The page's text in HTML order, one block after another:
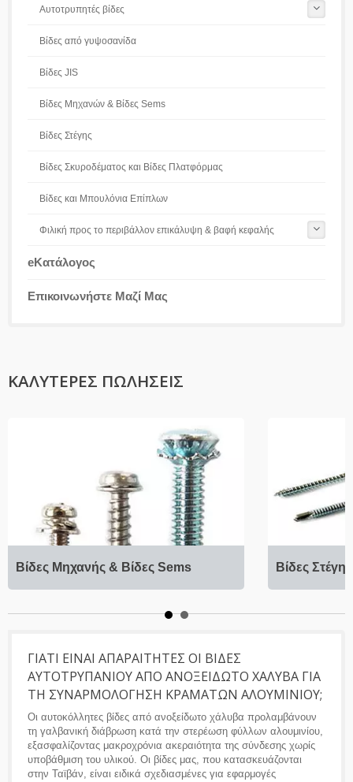
Αυτοτρυπητές βίδες
Βίδες από γυψοσανίδα
Βίδες JIS
Βίδες Μηχανών & Βίδες Sems
Βίδες Στέγης
Βίδες Σκυροδέματος και Βίδες Πλατφόρμας
Βίδες και Μπουλόνια Επίπλων
Φιλική προς το περιβάλλον επικάλυψη & βαφή κεφαλής
eΚατάλογος
Επικοινωνήστε Μαζί Μας
ΚΑΛΎΤΕΡΕΣ ΠΩΛΉΣΕΙΣ
Βίδες Μηχανής & Βίδες Sems Βίδες Στέγης
ΓΙΑΤΊ ΕΊΝΑΙ ΑΠΑΡΑΊΤΗΤΕΣ ΟΙ ΒΊΔΕΣ
ΑΥΤΟΤΡΥΠΑΝΊΟΥ ΑΠΌ ΑΝΟΞΕΊΔΩΤΟ ΧΆΛΥΒΑ ΓΙΑ
ΤΗ ΣΥΝΑΡΜΟΛΌΓΗΣΗ ΚΡΑΜΆΤΩΝ ΑΛΟΥΜΙΝΊΟΥ;
Οι αυτοκόλλητες βίδες από ανοξείδωτο χάλυβα προλαμβάνουν
τη γαλβανική διάβρωση κατά την στερέωση φύλλων αλουμινίου,
εξασφαλίζοντας μακροχρόνια ακεραιότητα της σύνδεσης χωρίς
υποβάθμιση του υλικού. Οι βίδες μας, που κατασκευάζονται
στην Ταϊβάν, είναι ειδικά σχεδιασμένες για εφαρμογές